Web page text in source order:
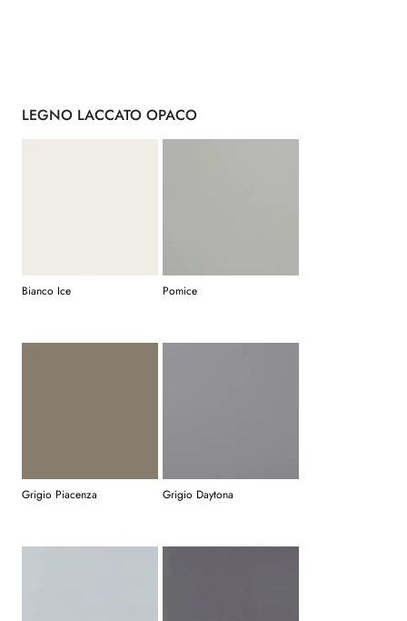
LEGNO LACCATO OPACO
Bianco Ice Pomice
Grigio Piacenza Grigio Daytona